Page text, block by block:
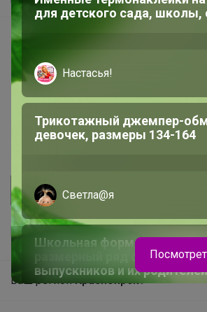
Ваш регионКрасноярск?
Начать зарабатывать с 24-ok
Picabox.ru - Лучшее место для ваших
Розыгрыш - Генератор случайных
Пульс нашего маркетплейса
Укорачиватель ссылок
для детского сада, школы,
Настасья!
Трикотажный джемпер-
девочек, размеры 134-164
Светла@я
Школьная форма NOTA
размерный ряд от началки
выпускников и их
Продолжая использовать этот сайт и